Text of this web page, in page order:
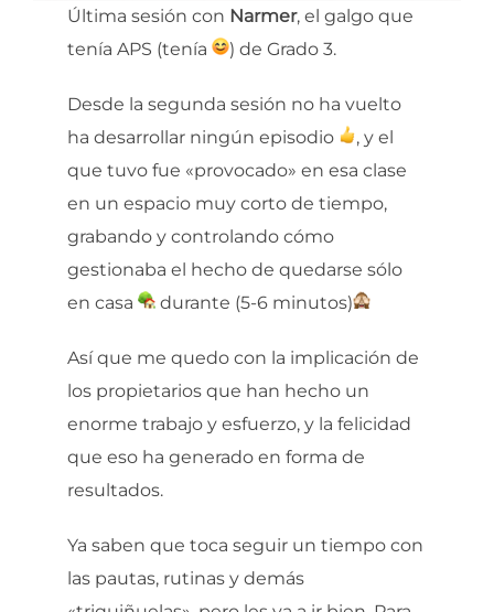
Última sesión con Narmer, el galgo que
tenía APS (tenía
) de Grado 3.
Desde la segunda sesión no ha vuelto
ha desarrollar ningún episodio
, y el
que tuvo fue «provocado» en esa clase
en un espacio muy corto de tiempo,
grabando y controlando cómo
gestionaba el hecho de quedarse sólo
en casa
durante (5-6 minutos)
Así que me quedo con la implicación de
los propietarios que han hecho un
enorme trabajo y esfuerzo, y la felicidad
queeso ha generado en forma de
resultados.
Ya saben que toca seguir un tiempo con
las pautas, rutinas y demás